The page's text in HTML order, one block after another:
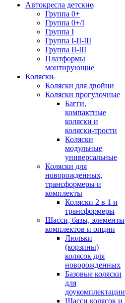
Автокресла детские
Группа 0+
Группа 0+/I
Группа I
Группа I-II-III
Группа II-III
Платформы
монтирующие
Коляски
Коляски для двойни
Коляски прогулочные
Багги,
компактные
коляски и
коляски-трости
Коляски
модульные
универсальные
Коляски для
новорожденных,
трансформеры и
комплекты
Коляски 2 в 1 и
трансформеры
Шасси, базы, элементы
комплектов и опции
Люльки
(корзины)
колясок для
новорожденных
Базовые коляски
для
доукомплектации
Шасси колясок и